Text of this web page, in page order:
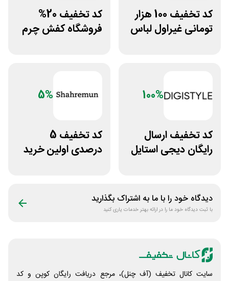
کد تخفیف 100 هزار
تومانی غیراول لباس
کد تخفیف 20%
فروشگاه کفش چرم
100%
کد تخفیف ارسال
رایگان دیجی استایل
5%
کد تخفیف 5
درصدی اولین خرید
دیدگاه خود را با ما به اشتراک بگذارید
با ثبت دیدگاه خود ما را در ارائه بهتر خدمات یاری کنید
سایت کانال تخفیف (آف چنل)، مرجع دریافت رایگان کوپن و کد